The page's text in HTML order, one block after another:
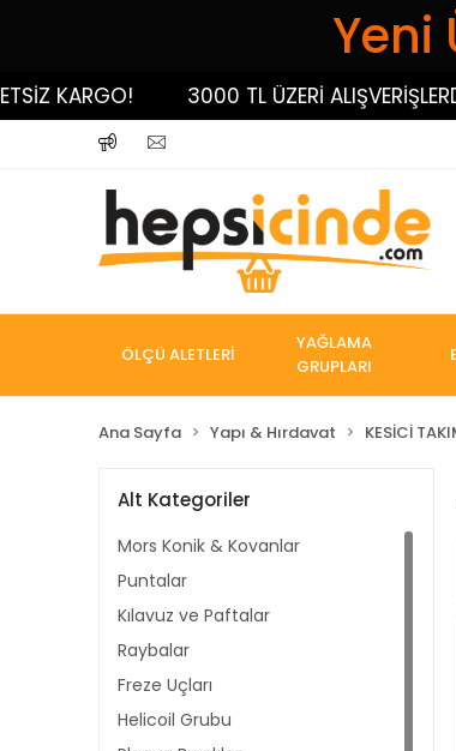
Yeni
KARGO! 3000 TL ÜZERİ
ÖLÇÜ ALETLERİ
YAĞLAMA
GRUPLARI
Ana Sayfa Yapı & Hırdavat KESİCİ
Alt Kategoriler
Mors Konik & Kovanlar
Puntalar
Kılavuz ve Paftalar
Raybalar
Freze Uçları
Helicoil Grubu